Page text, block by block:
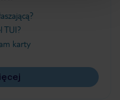
TUI?
karty